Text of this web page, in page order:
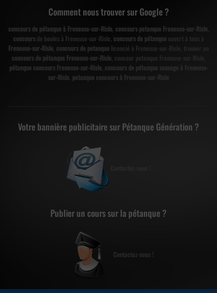
Comment nous trouver sur Google ?
concours de pétanque à Freneuse-sur-Risle, concours petanque Freneuse-sur-Risle,
concours de boules à Freneuse-sur-Risle, concours de pétanque ouvert à tous à
Freneuse-sur-Risle, concours de petanque licencié à Freneuse-sur-Risle, trouver un
concours de pétanque Freneuse-sur-Risle, concour petanque Freneuse-sur-Risle,
pétanque concours Freneuse-sur-Risle, concours de pétanque sauvage à Freneuse-
sur-Risle, petanque concours à Freneuse-sur-Risle
Votre bannière publicitaire sur Pétanque Génération ?
Publier un cours sur la pétanque ?
Contactez-nous !